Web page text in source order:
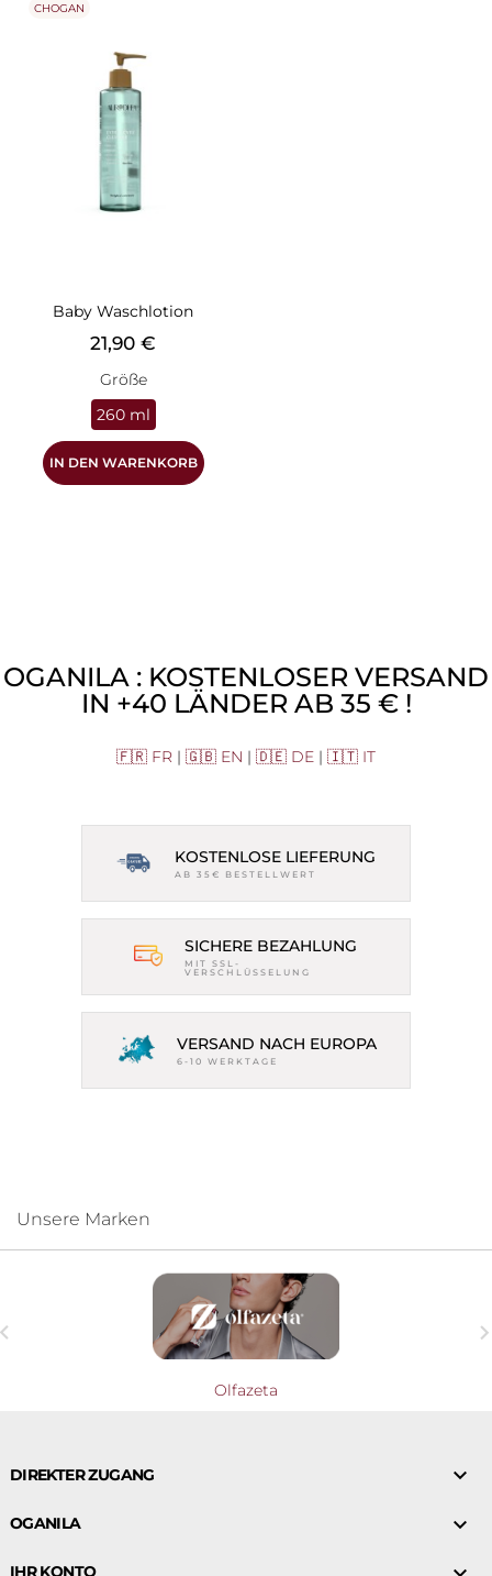
Baby Waschlotion
Preis
21,90 €
Größe
260 ml
IN DEN WARENKORB
CHOGAN
OGANILA : KOSTENLOSER VERSAND
IN +40 LÄNDER AB 35 € !
🇫🇷 FR | 🇬🇧 EN | 🇩🇪 DE | 🇮🇹 IT
KOSTENLOSE LIEFERUNG
AB 35€ BESTELLWERT
SICHERE BEZAHLUNG
MIT SSL-
VERSCHLÜSSELUNG
VERSAND NACH EUROPA
6-10 WERKTAGE
Unsere Marken
Olfazeta
DIREKTER ZUGANG 
OGANILA 